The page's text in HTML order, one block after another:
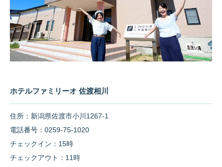
ホテルファミリーオ 佐渡相川
住所：新潟県佐渡市小川1267-1
電話番号：0259-75-1020
チェックイン：15時
チェックアウト：11時